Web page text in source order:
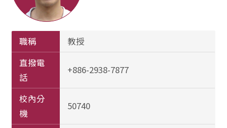
職稱
教授
直撥電
話
+886-2938-7877
校內分
機
50740